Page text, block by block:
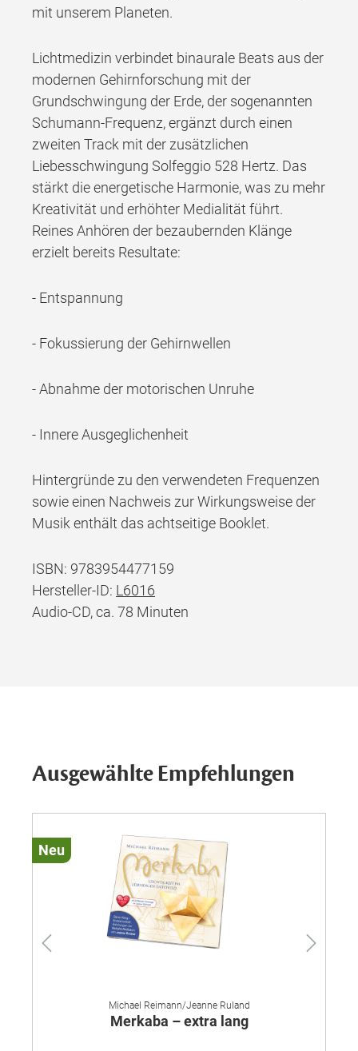
mit unserem Planeten.
Lichtmedizin verbindet binaurale Beats aus der
modernen Gehirnforschung mit der
Grundschwingung der Erde, der sogenannten
Schumann-Frequenz, ergänzt durch einen
zweiten Track mit der zusätzlichen
Liebesschwingung Solfeggio 528 Hertz. Das
stärkt die energetische Harmonie, was zu mehr
Kreativität und erhöhter Medialität führt.
Reines Anhören der bezaubernden Klänge
erzielt bereits Resultate:
- Entspannung
- Fokussierung der Gehirnwellen
- Abnahme der motorischen Unruhe
- Innere Ausgeglichenheit
Hintergründe zu den verwendeten Frequenzen
sowie einen Nachweis zur Wirkungsweise der
Musik enthält das achtseitige Booklet.
ISBN: 9783954477159
Hersteller-ID: L6016
Audio-CD, ca. 78 Minuten
Ausgewählte Empfehlungen
Neu
Michael Reimann/Jeanne Ruland
Merkaba – extra lang